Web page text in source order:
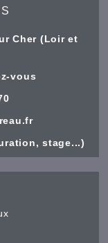
Cher (Loir et
vous
stage...)